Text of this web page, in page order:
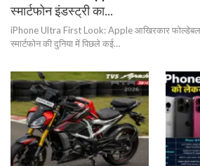
स्मार्टफोन इंडस्ट्री का…
iPhone Ultra First Look: Apple आखिरकार फोल्डेबल
स्मार्टफोन की दुनिया में पिछले कई…